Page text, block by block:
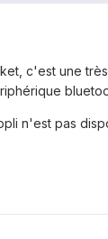
c'est une
n'est pas